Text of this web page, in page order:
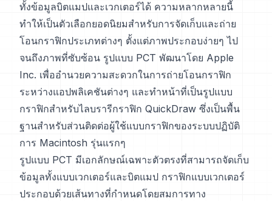
ทั้งข้อมูลบิตแมปและเวกเตอร์ได้ ความหลากหลายนี้
ทำให้เป็นตัวเลือกยอดนิยมสำหรับการจัดเก็บและถ่าย
โอนกราฟิกประเภทต่างๆ ตั้งแต่ภาพประกอบง่ายๆ ไป
จนถึงภาพที่ซับซ้อน รูปแบบ PCT พัฒนาโดย Apple
Inc. เพื่ออำนวยความสะดวกในการถ่ายโอนกราฟิก
ระหว่างแอปพลิเคชันต่างๆ และทำหน้าที่เป็นรูปแบบ
กราฟิกสำหรับไลบรารีกราฟิก QuickDraw ซึ่งเป็นพื้น
ฐานสำหรับส่วนติดต่อผู้ใช้แบบกราฟิกของระบบปฏิบัติ
การ Macintosh รุ่นแรกๆ
รูปแบบ PCT มีเอกลักษณ์เฉพาะตัวตรงที่สามารถจัดเก็บ
ข้อมูลทั้งแบบเวกเตอร์และบิตแมป กราฟิกแบบเวกเตอร์
ประกอบด้วยเส้นทางที่กำหนดโดยสมการทาง